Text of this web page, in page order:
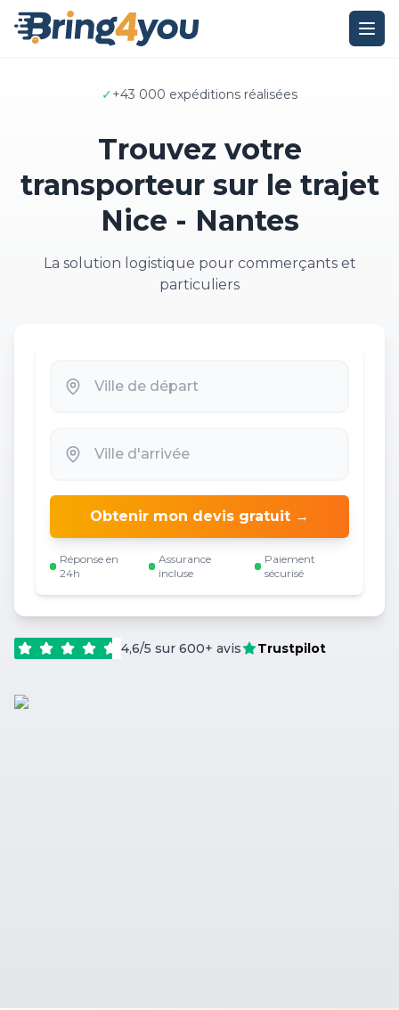
✓+43 000 expéditions réalisées
Trouvez votre
transporteur sur le trajet
Nice - Nantes
La solution logistique pour commerçants et
particuliers
Obtenir mon devis gratuit →
Réponse en
24h
Assurance
incluse
Paiement
sécurisé
4,6/5 sur 600+ avis Trustpilot